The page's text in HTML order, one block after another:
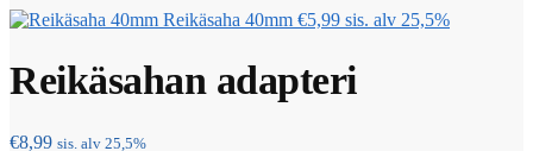
Reikäsaha 40mm €5,99 sis. alv 25,5%
Reikäsahan adapteri
€8,99 sis. alv 25,5%